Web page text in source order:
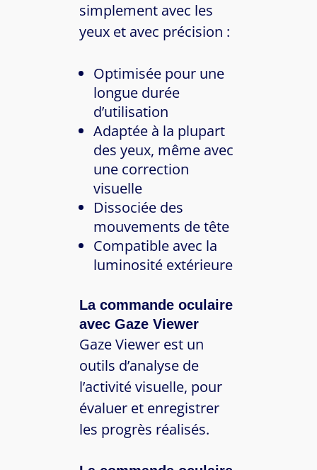
simplement avec les
yeux et avec précision :
Optimisée pour une
longue durée
d’utilisation
Adaptée à la plupart
des yeux, même avec
une correction
visuelle
Dissociée des
mouvements de tête
Compatible avec la
luminosité extérieure
La commande oculaire
avec Gaze Viewer
Gaze Viewer est un
outils d’analyse de
l’activité visuelle, pour
évaluer et enregistrer
les progrès réalisés.